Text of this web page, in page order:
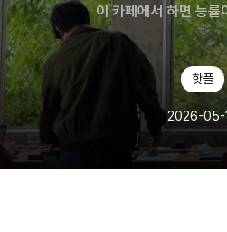
이 카페에서 하면 능률
핫플
2026-05-